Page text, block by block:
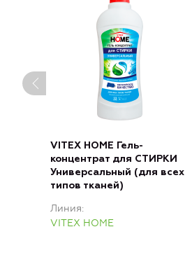
VITEX HOME Гель-
концентрат для СТИРКИ
Универсальный (для всех
типов тканей)
Линия
VITEX HOME